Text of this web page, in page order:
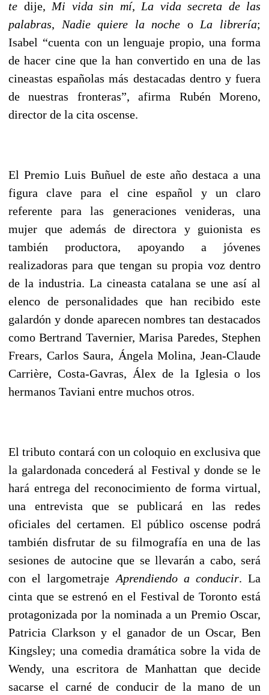
te dije, Mi vida sin mí, La vida secreta de las
palabras, Nadie quiere la noche oLa librería;
Isabel “cuenta con un lenguaje propio, una forma
de hacer cine que la han convertido en una de las
cineastas españolas más destacadas dentro y fuera
de nuestras fronteras”, afirma Rubén Moreno,
director de la cita oscense.
El Premio Luis Buñuel de este año destaca a una
figura clave para el cine español y un claro
referente para las generaciones venideras, una
mujer que además de directora y guionista es
también productora, apoyando a jóvenes
realizadoras para que tengan su propia voz dentro
de la industria. La cineasta catalana se une así al
elenco de personalidades que han recibido este
galardón y donde aparecen nombres tan destacados
como Bertrand Tavernier, Marisa Paredes, Stephen
Frears, Carlos Saura, Ángela Molina, Jean-Claude
Carrière, Costa-Gavras, Álex de la Iglesia o los
hermanos Taviani entre muchos otros.
El tributo contará con un coloquio en exclusiva que
la galardonada concederá al Festival y donde se le
hará entrega del reconocimiento de forma virtual,
una entrevista que se publicará en las redes
oficiales del certamen. El público oscense podrá
también disfrutar de su filmografía en una de las
sesiones de autocine que se llevarán a cabo, será
con el largometraje Aprendiendo a conducir. La
cinta que se estrenó en el Festival de Toronto está
protagonizada por la nominada a un Premio Oscar,
Patricia Clarkson y el ganador de un Oscar, Ben
Kingsley; una comedia dramática sobre la vida de
Wendy, una escritora de Manhattan que decide
sacarse el carné de conducir de la mano de un